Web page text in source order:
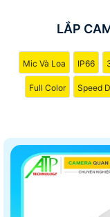
LẮP
Mic Và Loa IP66
Full Color Speed